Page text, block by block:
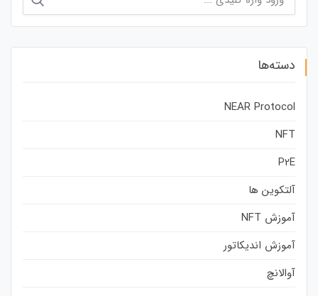
برای:
دسته‌ها
NEAR Protocol
NFT
P2E
آلتکوین ها
آموزش NFT
آموزش اندیکاتور
آوالانچ